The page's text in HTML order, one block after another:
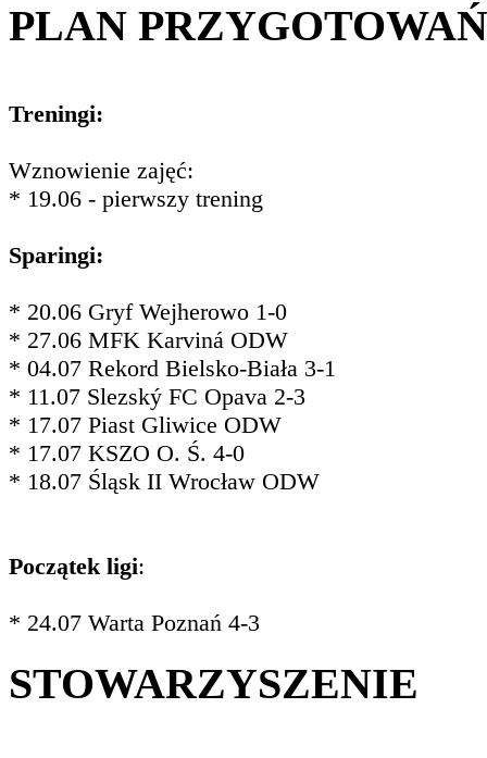
PLAN PRZYGOTOWAŃ
Treningi:
Wznowienie zajęć:
* 19.06 - pierwszy trening
Sparingi:
* 20.06 Gryf Wejherowo 1-0
* 27.06 MFK Karviná ODW
* 04.07 Rekord Bielsko-Biała 3-1
* 11.07 Slezský FC Opava 2-3
* 17.07 Piast Gliwice ODW
* 17.07 KSZO O. Ś. 4-0
* 18.07 Śląsk II Wrocław ODW
Początek ligi:
* 24.07 Warta Poznań 4-3
STOWARZYSZENIE